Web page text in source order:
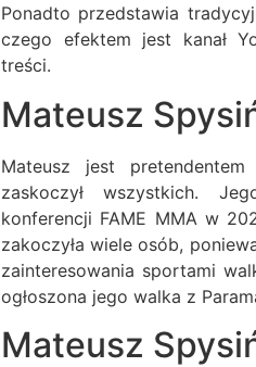
Ponadto przedstawia
czego efektem jest kanał
treści.
Mateusz
Mateusz jest
zaskoczył wszystkich.
konferencji FAME MMA w
zakoczyła wiele osób,
zainteresowania sportami
ogłoszona jego walka z
Mateusz